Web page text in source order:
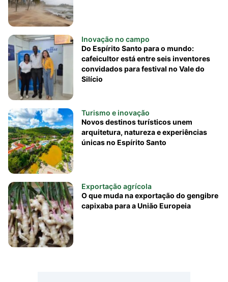
Inovação no campo
Do Espírito Santo para o mundo:
cafeicultor está entre seis inventores
convidados para festival no Vale do
Silício
Turismo e inovação
Novos destinos turísticos unem
arquitetura, natureza e experiências
únicas no Espírito Santo
Exportação agrícola
O que muda na exportação do gengibre
capixaba para a União Europeia